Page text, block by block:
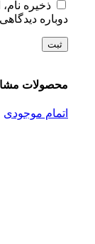
ذخیره
دوباره
محصولات
اتمام موجودی